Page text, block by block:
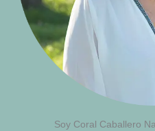
Soy Coral Caballero